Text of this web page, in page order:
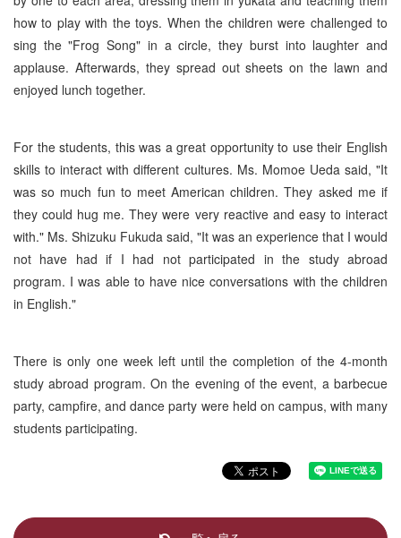
how to play with the toys. When the children were challenged to
sing the "Frog Song" in a circle, they burst into laughter and
applause. Afterwards, they spread out sheets on the lawn and
enjoyed lunch together.
For the students, this was a great opportunity to use their English
skills to interact with different cultures. Ms. Momoe Ueda said, "It
was so much fun to meet American children. They asked me if
they could hug me. They were very reactive and easy to interact
with." Ms. Shizuku Fukuda said, "It was an experience that I would
not have had if I had not participated in the study abroad
program. I was able to have nice conversations with the children
in English."
There is only one week left until the completion of the 4-month
study abroad program. On the evening of the event, a barbecue
party, campfire, and dance party were held on campus, with many
students participating.